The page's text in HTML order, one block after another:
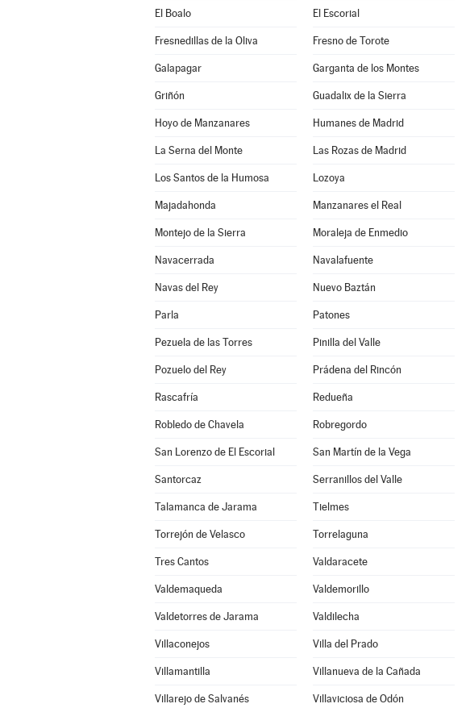
El Boalo El Escorial
Fresnedillas de la Oliva Fresno de Torote
Galapagar Garganta de los Montes
Griñón Guadalix de la Sierra
Hoyo de Manzanares Humanes de Madrid
La Serna del Monte Las Rozas de Madrid
Los Santos de la Humosa Lozoya
Majadahonda Manzanares el Real
Montejo de la Sierra Moraleja de Enmedio
Navacerrada Navalafuente
Navas del Rey Nuevo Baztán
Parla Patones
Pezuela de las Torres Pinilla del Valle
Pozuelo del Rey Prádena del Rincón
Rascafría Redueña
Robledo de Chavela Robregordo
San Lorenzo de El Escorial San Martín de la Vega
Santorcaz Serranillos del Valle
Talamanca de Jarama Tielmes
Torrejón de Velasco Torrelaguna
Tres Cantos Valdaracete
Valdemaqueda Valdemorillo
Valdetorres de Jarama Valdilecha
Villaconejos Villa del Prado
Villamantilla Villanueva de la Cañada
Villarejo de Salvanés Villaviciosa de Odón